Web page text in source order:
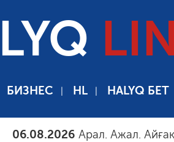
БИЗНЕС HL HALYQ БЕТ
Арал. Ажал. Айғақ